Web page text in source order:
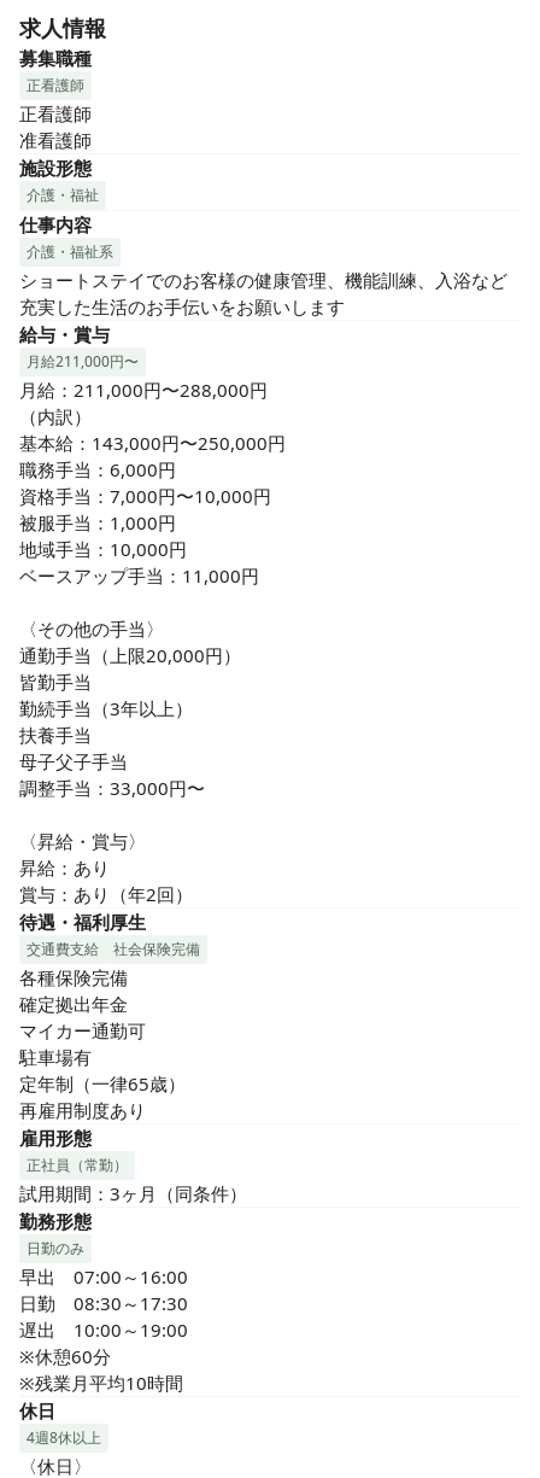
求人情報
募集職種
正看護師
正看護師
准看護師
施設形態
介護・福祉
仕事内容
介護・福祉系
ショートステイでのお客様の健康管理、機能訓練、入浴など
充実した生活のお手伝いをお願いします
給与・賞与
月給211,000円〜
月給：211,000円〜288,000円
（内訳）
基本給：143,000円〜250,000円
職務手当：6,000円
資格手当：7,000円〜10,000円
被服手当：1,000円
地域手当：10,000円
ベースアップ手当：11,000円
〈その他の手当〉
通勤手当（上限20,000円）
皆勤手当
勤続手当（3年以上）
扶養手当
母子父子手当
調整手当：33,000円〜
〈昇給・賞与〉
昇給：あり
賞与：あり（年2回）
待遇・福利厚生
交通費支給 社会保険完備
各種保険完備
確定拠出年金
マイカー通勤可
駐車場有
定年制（一律65歳）
再雇用制度あり
雇用形態
正社員（常勤）
試用期間：3ヶ月（同条件）
勤務形態
日勤のみ
早出　07:00～16:00
日勤　08:30～17:30
遅出　10:00～19:00
※休憩60分
※残業月平均10時間
休日
4週8休以上
〈休日〉